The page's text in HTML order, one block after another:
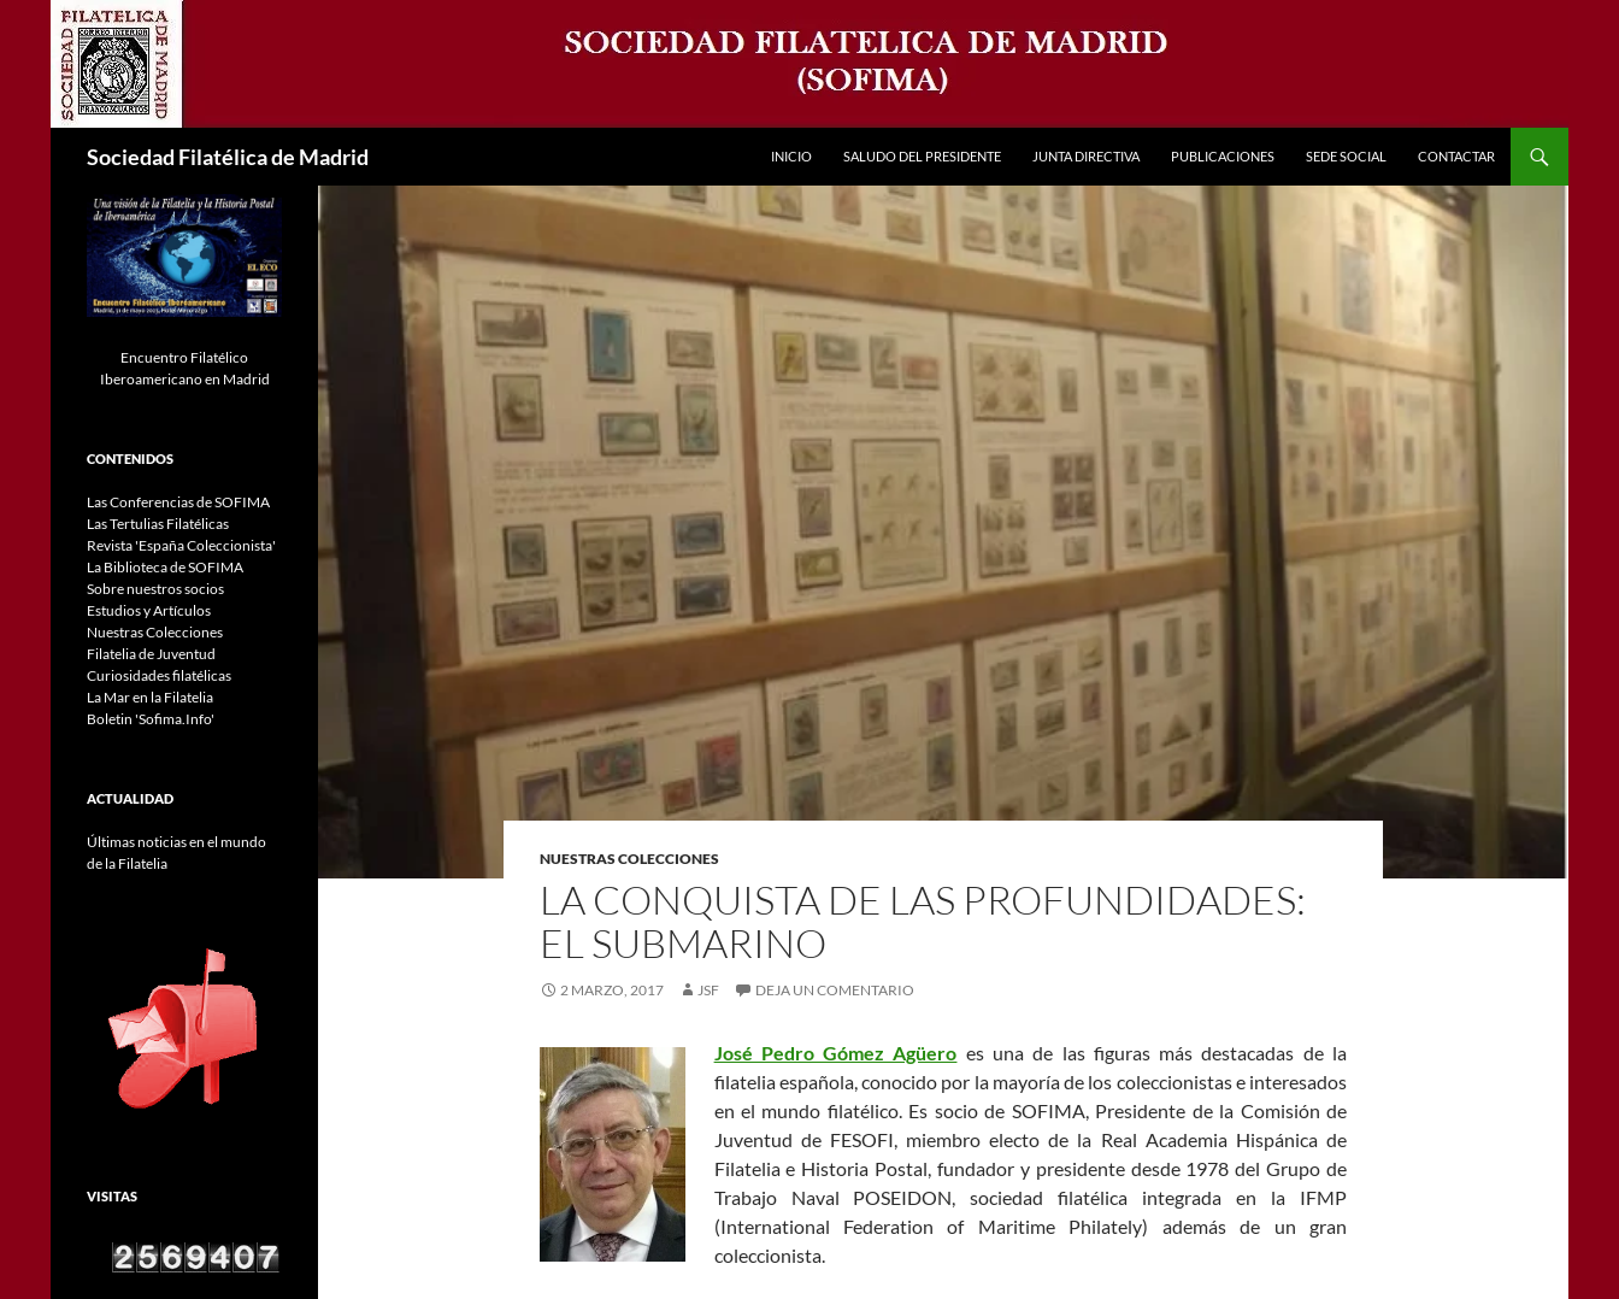
contenido
Sociedad Filatélica de Madrid INICIO SALUDO DEL PRESIDENTE JUNTA DIRECTIVA PUBLICACIONES SEDE SOCIAL CONTACTAR
NUESTRAS COLECCIONES
LA CONQUISTA DE LAS PROFUNDIDADES:
EL SUBMARINO
2 MARZO, 2017 JSF DEJA UN COMENTARIO
José Pedro Gómez Agüero es una de las figuras más destacadas de la
filatelia española, conocido por la mayoría de los coleccionistas e interesados
en el mundo filatélico. Es socio de SOFIMA, Presidente de la Comisión de
Juventud de FESOFI, miembro electo de la Real Academia Hispánica de
Filatelia e Historia Postal, fundador y presidente desde 1978 del Grupo de
Trabajo Naval POSEIDON, sociedad filatélica integrada en la IFMP
(International Federation of Maritime Philately) además de un gran
coleccionista.
Encuentro Filatélico
Iberoamericano en Madrid
CONTENIDOS
Las Conferencias de SOFIMA
Las Tertulias Filatélicas
Revista 'España Coleccionista'
La Biblioteca de SOFIMA
Sobre nuestros socios
Estudios y Artículos
Nuestras Colecciones
Filatelia de Juventud
Curiosidades filatélicas
La Mar en la Filatelia
Boletin 'Sofima.Info'
ACTUALIDAD
Últimas noticias en el mundo
de la Filatelia
VISITAS